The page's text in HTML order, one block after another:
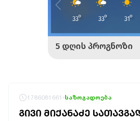
1786081661 საზოგადოება
ᲒᲘᲕᲘ ᲛᲘᲥᲐᲜᲐᲫᲔ